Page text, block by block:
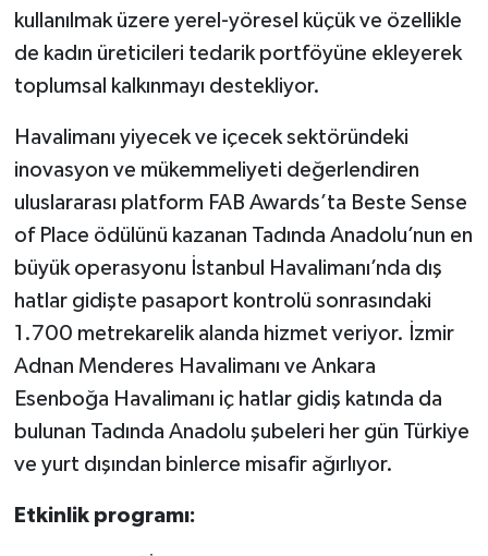
kullanılmak üzere yerel-yöresel küçük ve özellikle
de kadın üreticileri tedarik portföyüne ekleyerek
toplumsal kalkınmayı destekliyor.
Havalimanı yiyecek ve içecek sektöründeki
inovasyon ve mükemmeliyeti değerlendiren
uluslararası platform FAB Awards’ta Beste Sense
of Place ödülünü kazanan Tadında Anadolu’nun en
büyük operasyonu İstanbul Havalimanı’nda dış
hatlar gidişte pasaport kontrolü sonrasındaki
1.700 metrekarelik alanda hizmet veriyor. İzmir
Adnan Menderes Havalimanı ve Ankara
Esenboğa Havalimanı iç hatlar gidiş katında da
bulunan Tadında Anadolu şubeleri her gün Türkiye
ve yurt dışından binlerce misafir ağırlıyor.
Etkinlik programı: